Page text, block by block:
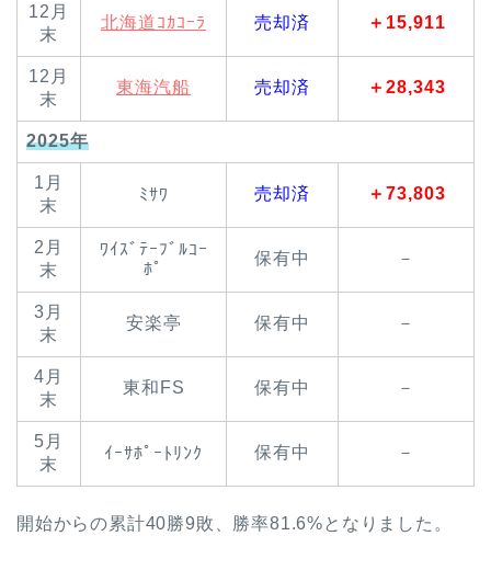
12月
末
北海道ｺｶｺｰﾗ 売却済 ＋15,911
12月
末
東海汽船 売却済 ＋28,343
2025年
1月
末
ﾐｻﾜ 売却済 ＋73,803
2月
末
ﾜｲｽﾞﾃｰﾌﾞﾙｺｰ
ﾎﾟ
保有中 －
3月
末
安楽亭 保有中 －
4月
末
東和FS 保有中 －
5月
末
ｲｰｻﾎﾟｰﾄﾘﾝｸ 保有中 －
開始からの累計40勝9敗、勝率81.6%となりました。